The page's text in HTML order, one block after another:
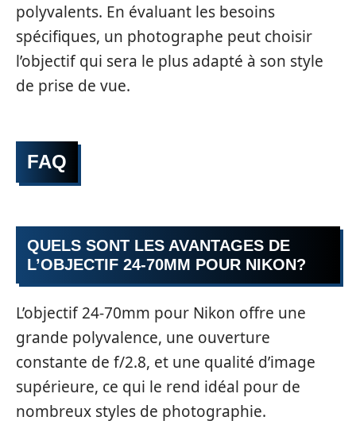
polyvalents. En évaluant les besoins
spécifiques, un photographe peut choisir
l’objectif qui sera le plus adapté à son style
de prise de vue.
FAQ
QUELS SONT LES AVANTAGES DE
L’OBJECTIF 24-70MM POUR NIKON?
L’objectif 24-70mm pour Nikon offre une
grande polyvalence, une ouverture
constante de f/2.8, et une qualité d’image
supérieure, ce qui le rend idéal pour de
nombreux styles de photographie.